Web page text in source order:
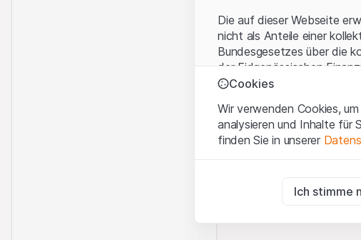
Die auf dieser Webseite
nicht als Anteile einer
Bundesgesetzes über die
der Eidgenössischen
KAG vermittelten
Mit dem Zugriff auf diese
rechtlichen Informationen
Sämtliche
Cookies
Wir verwenden Cookies,
analysieren und Inhalte für
finden Sie in unserer
Diese Cookies sind für die
Ich stimme